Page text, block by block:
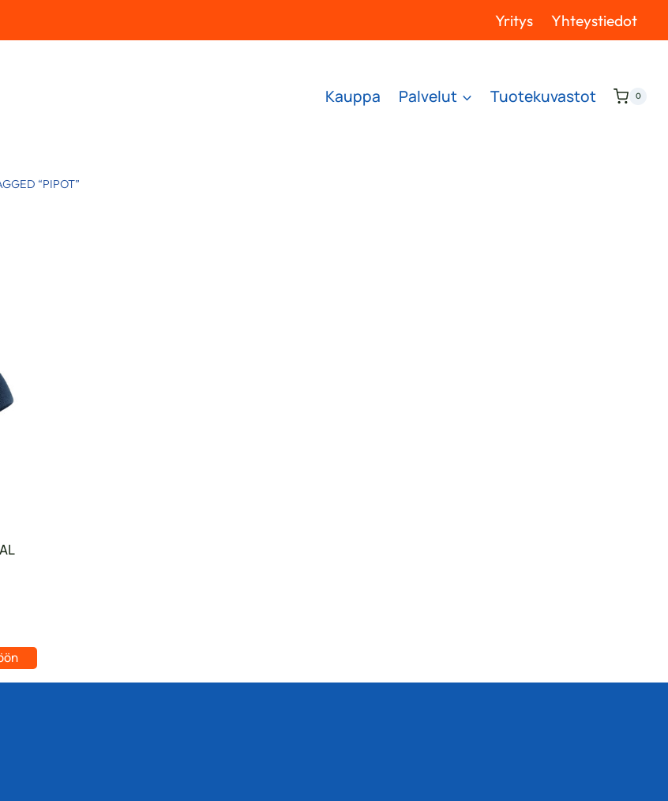
Yritys Yhteystiedot
Kauppa Palvelut Tuotekuvastot 0
“PIPOT”